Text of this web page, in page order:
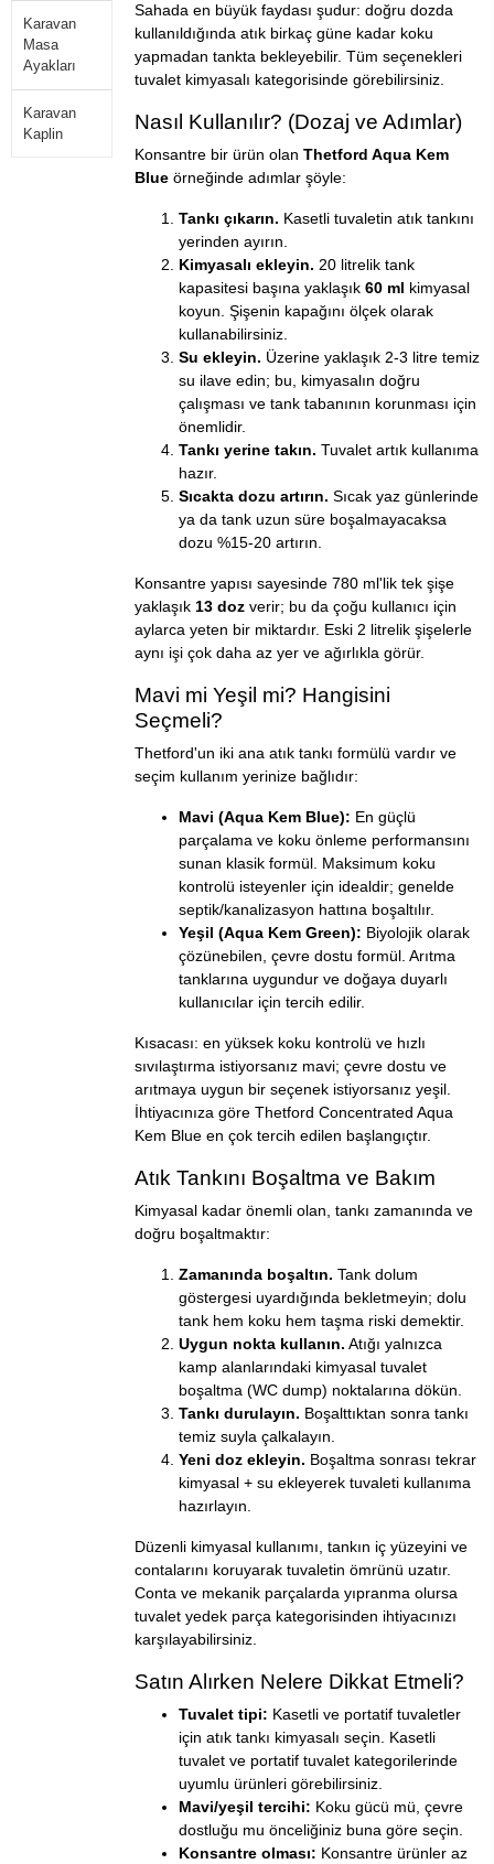
Karavan
Masa
Ayakları
Karavan
Kaplin
Sahada en büyük faydası şudur: doğru dozda
kullanıldığında atık birkaç güne kadar koku
yapmadan tankta bekleyebilir. Tüm seçenekleri
tuvalet kimyasalı kategorisinde görebilirsiniz.
Nasıl Kullanılır? (Dozaj ve Adımlar)
Konsantre bir ürün olan Thetford Aqua Kem
Blue örneğinde adımlar şöyle:
Tankı çıkarın. Kasetli tuvaletin atık tankını
yerinden ayırın.
Kimyasalı ekleyin. 20 litrelik tank
kapasitesi başına yaklaşık 60 ml kimyasal
koyun. Şişenin kapağını ölçek olarak
kullanabilirsiniz.
Su ekleyin. Üzerine yaklaşık 2-3 litre temiz
su ilave edin; bu, kimyasalın doğru
çalışması ve tank tabanının korunması için
önemlidir.
Tankı yerine takın. Tuvalet artık kullanıma
hazır.
Sıcakta dozu artırın. Sıcak yaz günlerinde
ya da tank uzun süre boşalmayacaksa
dozu %15-20 artırın.
Konsantre yapısı sayesinde 780 ml'lik tek şişe
yaklaşık 13 doz verir; bu da çoğu kullanıcı için
aylarca yeten bir miktardır. Eski 2 litrelik şişelerle
aynı işi çok daha az yer ve ağırlıkla görür.
Mavi mi Yeşil mi? Hangisini
Seçmeli?
Thetford'un iki ana atık tankı formülü vardır ve
seçim kullanım yerinize bağlıdır:
Mavi (Aqua Kem Blue): En güçlü
parçalama ve koku önleme performansını
sunan klasik formül. Maksimum koku
kontrolü isteyenler için idealdir; genelde
septik/kanalizasyon hattına boşaltılır.
Yeşil (Aqua Kem Green): Biyolojik olarak
çözünebilen, çevre dostu formül. Arıtma
tanklarına uygundur ve doğaya duyarlı
kullanıcılar için tercih edilir.
Kısacası: en yüksek koku kontrolü ve hızlı
sıvılaştırma istiyorsanız mavi; çevre dostu ve
arıtmaya uygun bir seçenek istiyorsanız yeşil.
İhtiyacınıza göre Thetford Concentrated Aqua
Kem Blue en çok tercih edilen başlangıçtır.
Atık Tankını Boşaltma ve Bakım
Kimyasal kadar önemli olan, tankı zamanında ve
doğru boşaltmaktır:
Zamanında boşaltın. Tank dolum
göstergesi uyardığında bekletmeyin; dolu
tank hem koku hem taşma riski demektir.
Uygun nokta kullanın. Atığı yalnızca
kamp alanlarındaki kimyasal tuvalet
boşaltma (WC dump) noktalarına dökün.
Tankı durulayın. Boşalttıktan sonra tankı
temiz suyla çalkalayın.
Yeni doz ekleyin. Boşaltma sonrası tekrar
kimyasal + su ekleyerek tuvaleti kullanıma
hazırlayın.
Düzenli kimyasal kullanımı, tankın iç yüzeyini ve
contalarını koruyarak tuvaletin ömrünü uzatır.
Conta ve mekanik parçalarda yıpranma olursa
tuvalet yedek parça kategorisinden ihtiyacınızı
karşılayabilirsiniz.
Satın Alırken Nelere Dikkat Etmeli?
Tuvalet tipi: Kasetli ve portatif tuvaletler
için atık tankı kimyasalı seçin. Kasetli
tuvalet ve portatif tuvalet kategorilerinde
uyumlu ürünleri görebilirsiniz.
Mavi/yeşil tercihi: Koku gücü mü, çevre
dostluğu mu önceliğiniz buna göre seçin.
Konsantre olması: Konsantre ürünler az